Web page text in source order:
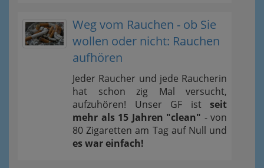
Weg vom Rauchen - ob Sie
wollen oder nicht: Rauchen
aufhören
Jeder Raucher und jede Raucherin
hat schon zig Mal versucht,
aufzuhören! Unser GF ist seit
mehr als 15 Jahren "clean" - von
80 Zigaretten am Tag auf Null und
es war einfach!